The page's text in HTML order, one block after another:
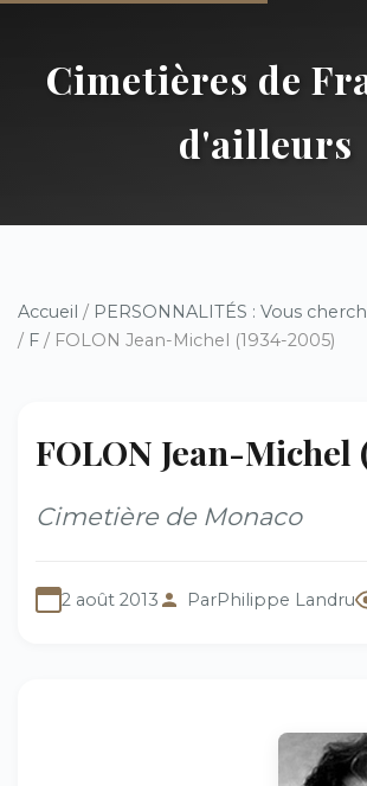
Cimetières de
d'ailleurs
Accueil / PERSONNALITÉS : Vous
/ F / FOLON Jean-Michel (1934-2005)
FOLON Jean-Michel
Cimetière de Monaco
2 août 2013 ParPhilippe Landru